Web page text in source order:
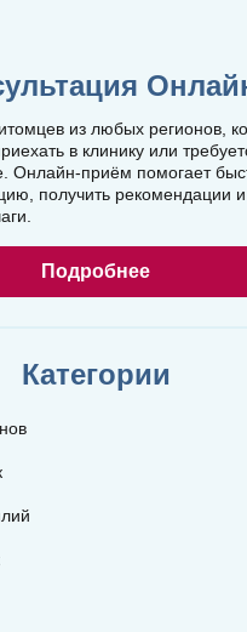
из любых регионов,
в клинику или
Онлайн‑приём помогает
получить рекомендации
Подробнее
Категории